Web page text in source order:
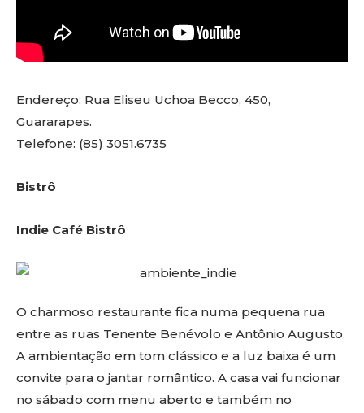
Endereço: Rua Eliseu Uchoa Becco, 450,
Guararapes.
Telefone: (85) 3051.6735
Bistrô
Indie Café Bistrô
O charmoso restaurante fica numa pequena rua
entre as ruas Tenente Benévolo e Antônio Augusto.
A ambientação em tom clássico e a luz baixa é um
convite para o jantar romântico. A casa vai funcionar
no sábado com menu aberto e também no